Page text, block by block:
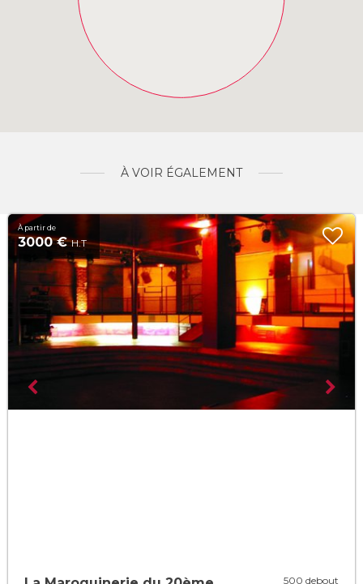
À VOIR ÉGALEMENT
À partir de
3000 €H.T
500 debout